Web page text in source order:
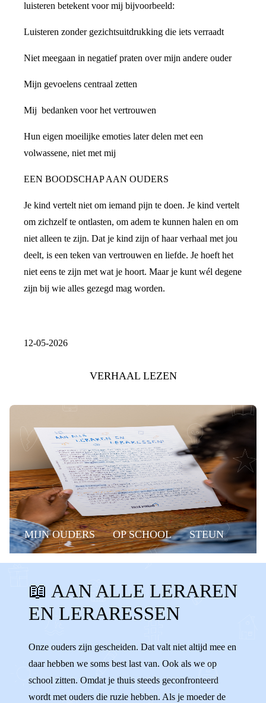
luisteren betekent voor mij bijvoorbeeld:
Luisteren zonder gezichtsuitdrukking die iets verraadt
Niet meegaan in negatief praten over mijn andere ouder
Mijn gevoelens centraal zetten
Mij bedanken voor het vertrouwen
Hun eigen moeilijke emoties later delen met een
volwassene, niet met mij
EEN BOODSCHAP AAN OUDERS
Je kind vertelt niet om iemand pijn te doen. Je kind vertelt
om zichzelf te ontlasten, om adem te kunnen halen en om
niet alleen te zijn. Dat je kind zijn of haar verhaal met jou
deelt, is een teken van vertrouwen en liefde. Je hoeft het
niet eens te zijn met wat je hoort. Maar je kunt wél degene
zijn bij wie alles gezegd mag worden.
12-05-2026
VERHAAL LEZEN
MIJN OUDERS OP SCHOOL STEUN
HELPEN GESCHEIDEN OUDERS
AANDACHT BASISSCHOOL SCHOOL
STEUNEN LERAREN LERARESSEN
DOCENTEN IB-ER KLAS GROEP 8
GROEP 7 LUISTEREN
📖 AAN ALLE LERAREN
EN LERARESSEN
Onze ouders zijn gescheiden. Dat valt niet altijd mee en
daar hebben we soms best last van. Ook als we op
school zitten. Omdat je thuis steeds geconfronteerd
wordt met ouders die ruzie hebben. Als je moeder de